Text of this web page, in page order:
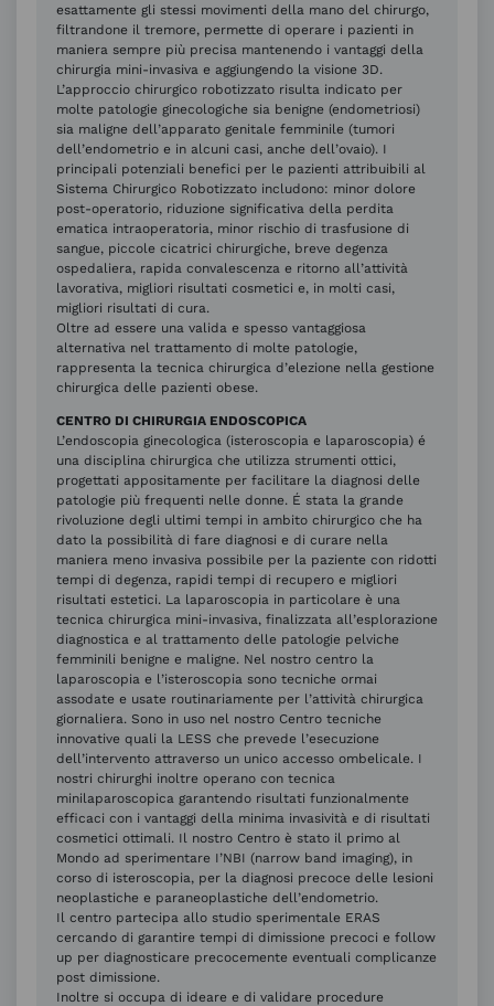
esattamente gli stessi movimenti della mano del chirurgo,
filtrandone il tremore, permette di operare i pazienti in
maniera sempre più precisa mantenendo i vantaggi della
chirurgia mini-invasiva e aggiungendo la visione 3D.
L’approccio chirurgico robotizzato risulta indicato per
molte patologie ginecologiche sia benigne (endometriosi)
sia maligne dell’apparato genitale femminile (tumori
dell’endometrio e in alcuni casi, anche dell’ovaio). I
principali potenziali benefici per le pazienti attribuibili al
Sistema Chirurgico Robotizzato includono: minor dolore
post-operatorio, riduzione significativa della perdita
ematica intraoperatoria, minor rischio di trasfusione di
sangue, piccole cicatrici chirurgiche, breve degenza
ospedaliera, rapida convalescenza e ritorno all’attività
lavorativa, migliori risultati cosmetici e, in molti casi,
migliori risultati di cura.
Oltre ad essere una valida e spesso vantaggiosa
alternativa nel trattamento di molte patologie,
rappresenta la tecnica chirurgica d’elezione nella gestione
chirurgica delle pazienti obese.
CENTRO DI CHIRURGIA ENDOSCOPICA
L’endoscopia ginecologica (isteroscopia e laparoscopia) é
una disciplina chirurgica che utilizza strumenti ottici,
progettati appositamente per facilitare la diagnosi delle
patologie più frequenti nelle donne. É stata la grande
rivoluzione degli ultimi tempi in ambito chirurgico che ha
dato la possibilità di fare diagnosi e di curare nella
maniera meno invasiva possibile per la paziente con ridotti
tempi di degenza, rapidi tempi di recupero e migliori
risultati estetici. La laparoscopia in particolare è una
tecnica chirurgica mini-invasiva, finalizzata all’esplorazione
diagnostica e al trattamento delle patologie pelviche
femminili benigne e maligne. Nel nostro centro la
laparoscopia e l’isteroscopia sono tecniche ormai
assodate e usate routinariamente per l’attività chirurgica
giornaliera. Sono in uso nel nostro Centro tecniche
innovative quali la LESS che prevede l’esecuzione
dell’intervento attraverso un unico accesso ombelicale. I
nostri chirurghi inoltre operano con tecnica
minilaparoscopica garantendo risultati funzionalmente
efficaci con i vantaggi della minima invasività e di risultati
cosmetici ottimali. Il nostro Centro è stato il primo al
Mondo ad sperimentare I’NBI (narrow band imaging), in
corso di isteroscopia, per la diagnosi precoce delle lesioni
neoplastiche e paraneoplastiche dell’endometrio.
Il centro partecipa allo studio sperimentale ERAS
cercando di garantire tempi di dimissione precoci e follow
up per diagnosticare precocemente eventuali complicanze
post dimissione.
Inoltre si occupa di ideare e di validare procedure